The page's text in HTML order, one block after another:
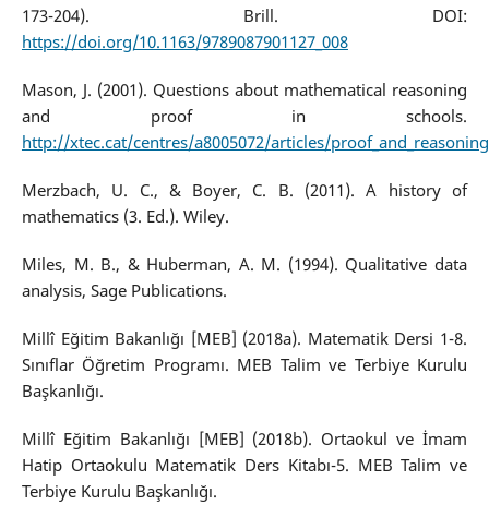
173-204). Brill. DOI:
https://doi.org/10.1163/9789087901127_008
Mason, J. (2001). Questions about mathematical reasoning
and proof in schools.
http://xtec.cat/centres/a8005072/articles/
Merzbach, U. C., & Boyer, C. B. (2011). A history of
mathematics (3. Ed.). Wiley.
Miles, M. B., & Huberman, A. M. (1994). Qualitative data
analysis, Sage Publications.
Millî Eğitim Bakanlığı [MEB] (2018a). Matematik Dersi 1-8.
Sınıflar Öğretim Programı. MEB Talim ve Terbiye Kurulu
Başkanlığı.
Millî Eğitim Bakanlığı [MEB] (2018b). Ortaokul ve İmam
Hatip Ortaokulu Matematik Ders Kitabı-5. MEB Talim ve
Terbiye Kurulu Başkanlığı.